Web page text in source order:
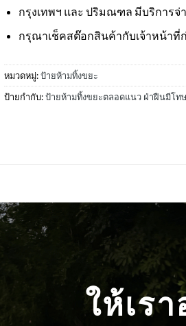
กรุงเทพฯ และ ปริมณฑล มีบริการจ่
กรุณาเช็คสต๊อกสินค้ากับเจ้าหน้าที่
หมวดหมู่:ป้ายห้ามทิ้งขยะ
ป้ายกำกับ:ป้ายห้ามทิ้งขยะตลอดแนว ฝ่าฝืนมีโท
ให้เร